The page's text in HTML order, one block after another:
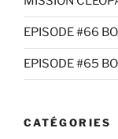
EPISODE #66
EPISODE #65
CATÉGORIES